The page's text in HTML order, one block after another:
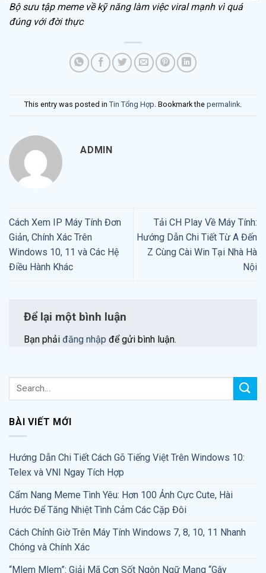
Bộ sưu tập meme về kỹ năng làm việc viral mạnh vì quá
đúng với đời thực
This entry was posted in Tin Tổng Hợp. Bookmark the permalink.
ADMIN
Cách Xem IP Máy Tính Đơn
Giản, Chính Xác Trên
Windows 10, 11 và Các Hệ
Điều Hành Khác
Tải CH Play Về Máy Tính:
Hướng Dẫn Chi Tiết Từ A Đến
Z Cùng Cài Win Tại Nhà Hà
Nội
Để lại một bình luận
Bạn phải đăng nhập để gửi bình luận.
BÀI VIẾT MỚI
Hướng Dẫn Chi Tiết Cách Gõ Tiếng Việt Trên Windows 10:
Telex và VNI Ngay Tích Hợp
Cẩm Nang Meme Tình Yêu: Hơn 100 Ảnh Cực Cute, Hài
Hước Để Tăng Nhiệt Tình Cảm Các Cặp Đôi
Cách Chỉnh Giờ Trên Máy Tính Windows 7, 8, 10, 11 Nhanh
Chóng và Chính Xác
“Mlem Mlem”: Giải Mã Cơn Sốt Ngôn Ngữ Mạng “Gây